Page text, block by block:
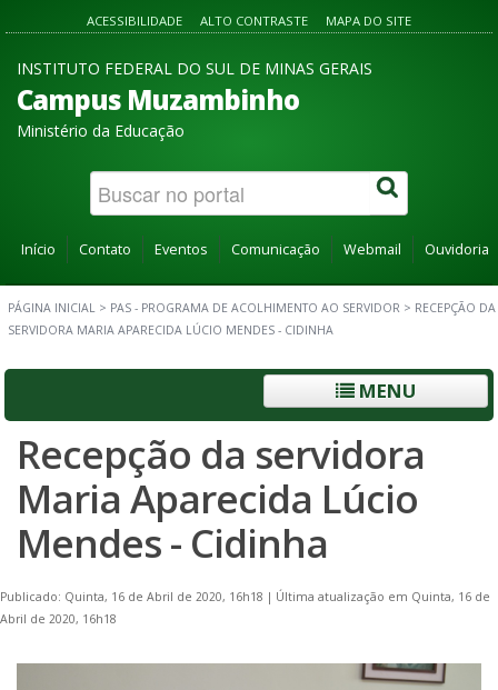
ACESSIBILIDADE ALTO CONTRASTE MAPA DO SITE
INSTITUTO FEDERAL DO SUL DE MINAS GERAIS
Campus Muzambinho
Ministério da Educação
Início Contato Eventos Comunicação Webmail Ouvidoria
PÁGINA INICIAL > PAS - PROGRAMA DE ACOLHIMENTO AO SERVIDOR > RECEPÇÃO DA
SERVIDORA MARIA APARECIDA LÚCIO MENDES - CIDINHA
MENU
Recepção da servidora
Maria Aparecida Lúcio
Mendes - Cidinha
Publicado: Quinta, 16 de Abril de 2020, 16h18 | Última atualização em Quinta, 16 de
Abril de 2020, 16h18